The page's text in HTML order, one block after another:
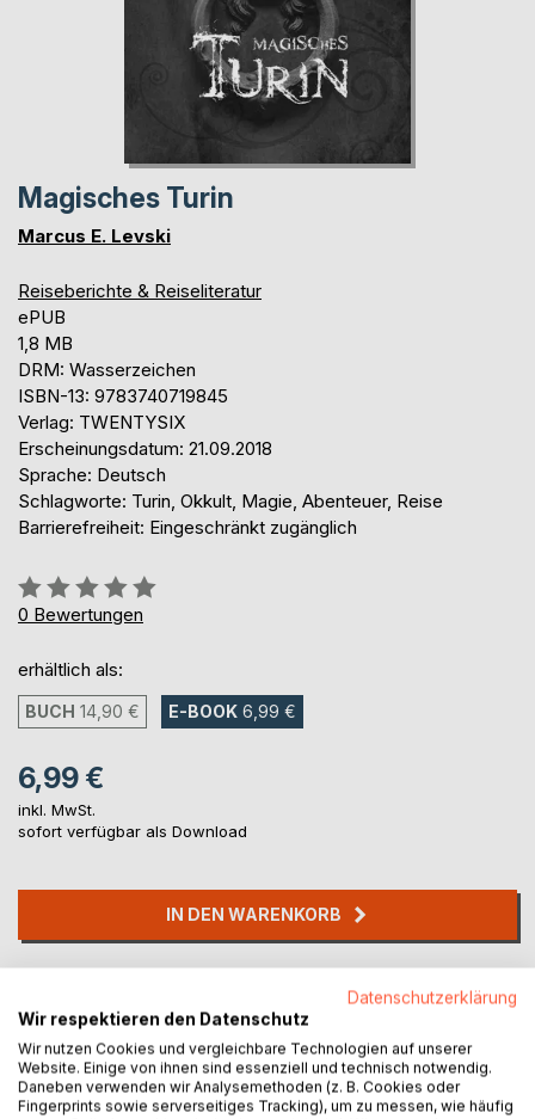
Magisches Turin
Marcus E. Levski
Reiseberichte & Reiseliteratur
ePUB
1,8 MB
DRM: Wasserzeichen
ISBN-13: 9783740719845
Verlag: TWENTYSIX
Erscheinungsdatum: 21.09.2018
Sprache: Deutsch
Schlagworte: Turin, Okkult, Magie, Abenteuer, Reise
Barrierefreiheit: Eingeschränkt zugänglich
Bewertung::
0%
0 Bewertungen
erhältlich als:
BUCH 14,90 € E-BOOK 6,99 €
6,99 €
inkl. MwSt.
sofort verfügbar als Download
IN DEN WARENKORB
Titel bewerten
Datenschutzerklärung
Wir respektieren den Datenschutz
Wir nutzen Cookies und vergleichbare Technologien auf unserer
Website. Einige von ihnen sind essenziell und technisch notwendig.
Daneben verwenden wir Analysemethoden (z. B. Cookies oder
Fingerprints sowie serverseitiges Tracking), um zu messen, wie häufig